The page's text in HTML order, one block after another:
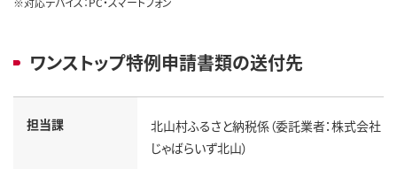
ワンストップ特例申請書類の送付先
担当課
北山村ふるさと納税係（委託業者：株式会社
じゃばらいず北山）